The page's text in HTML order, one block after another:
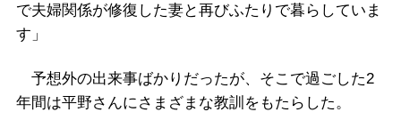
で夫婦関係が修復した妻と再びふたりで暮らしていま
す」
予想外の出来事ばかりだったが、そこで過ごした2
年間は平野さんにさまざまな教訓をもたらした。